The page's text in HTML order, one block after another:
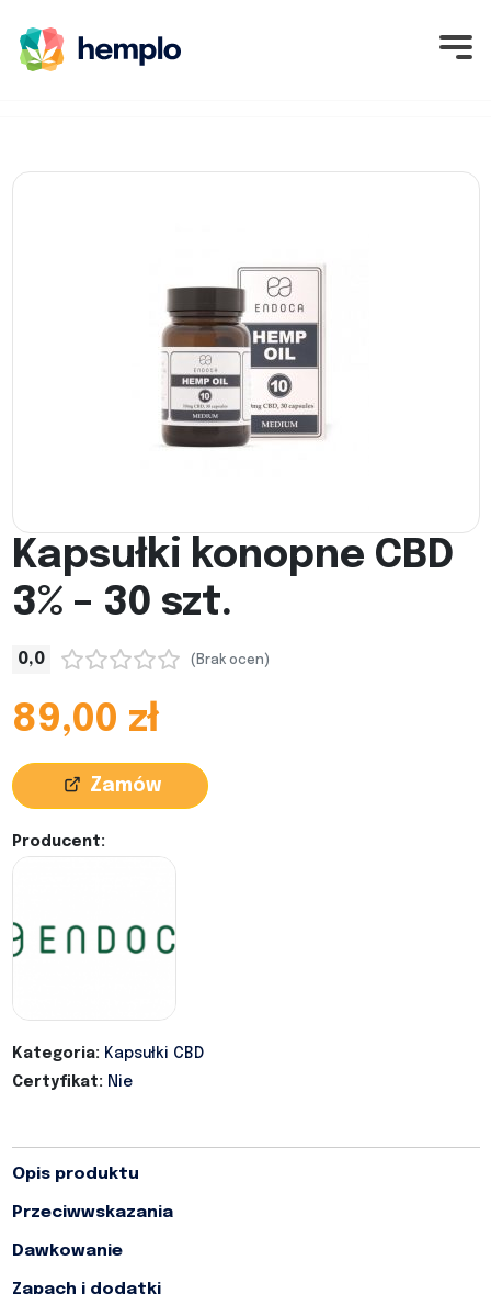
Kapsułki konopne CBD
3% – 30 szt.
0,0 (Brak ocen)
89,00 zł
Zamów
Producent:
Kategoria: Kapsułki CBD
Certyfikat: Nie
Opis produktu
Przeciwwskazania
Dawkowanie
Zapach i dodatki